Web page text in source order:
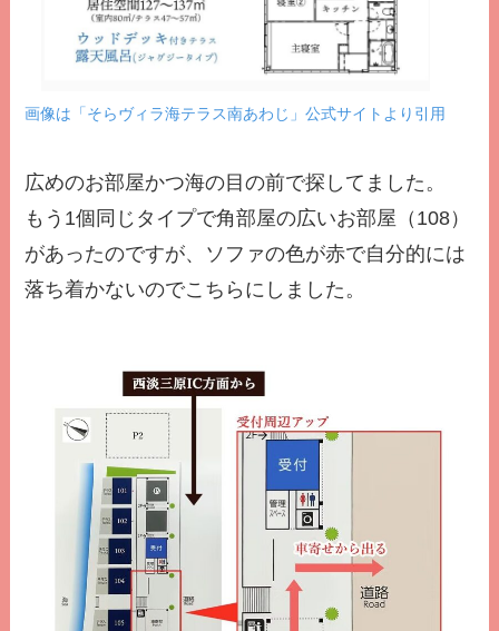
画像は「そらヴィラ海テラス南あわじ」公式サイトより引用
広めのお部屋かつ海の目の前で探してました。
もう1個同じタイプで角部屋の広いお部屋（108）
があったのですが、ソファの色が赤で自分的には
落ち着かないのでこちらにしました。